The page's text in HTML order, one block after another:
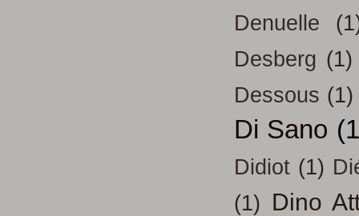
Denuelle
Desberg (1)
Dessous (1)
Di Sano
Didiot (1)
(1) Dino